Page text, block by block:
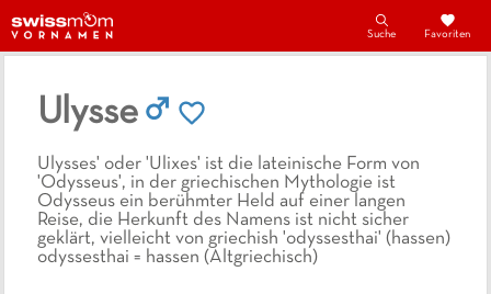
Suche Favoriten
Ulysse
Ulysses' oder 'Ulixes' ist die lateinische Form von
'Odysseus', in der griechischen Mythologie ist
Odysseus ein berühmter Held auf einer langen
Reise, die Herkunft des Namens ist nicht sicher
geklärt, vielleicht von griechish 'odyssesthai' (hassen)
odyssesthai = hassen (Altgriechisch)